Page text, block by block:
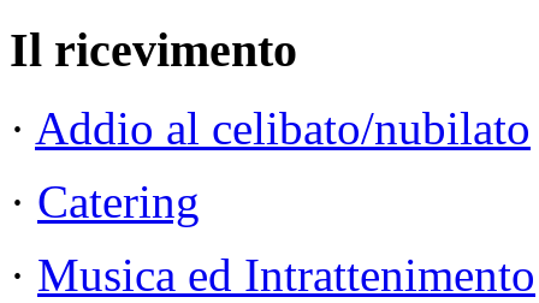
Il ricevimento
· Addio al celibato/nubilato
· Catering
· Musica ed Intrattenimento